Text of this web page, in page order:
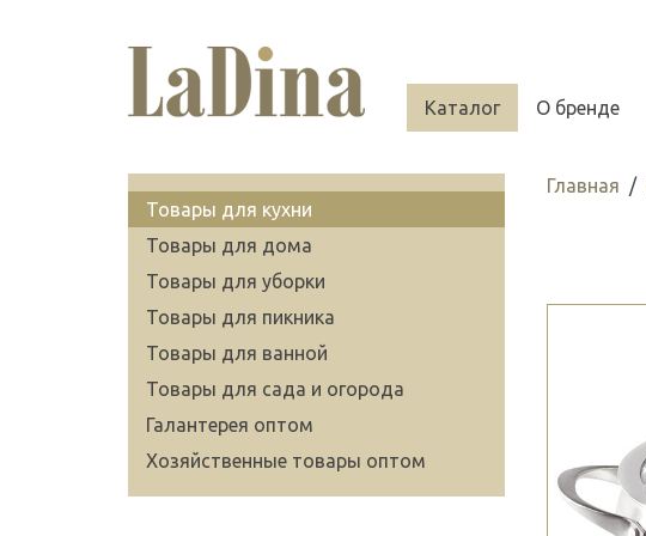
Каталог О бренде
Главная
Товары для кухни
Товары для дома
Товары для уборки
Товары для пикника
Товары для ванной
Товары для сада и огорода
Галантерея оптом
Хозяйственные товары оптом